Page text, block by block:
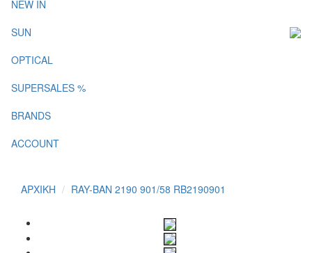
NEW IN
SUN
OPTICAL
SUPERSALES %
BRANDS
ACCOUNT
ΑΡΧΙΚΗ RAY-BAN 2190 901/58 RB2190901